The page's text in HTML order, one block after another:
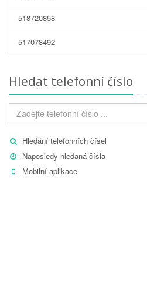
518720858
517078492
Hledat telefonní číslo
Hledání telefonních čísel
Naposledy hledaná čísla
Mobilní aplikace